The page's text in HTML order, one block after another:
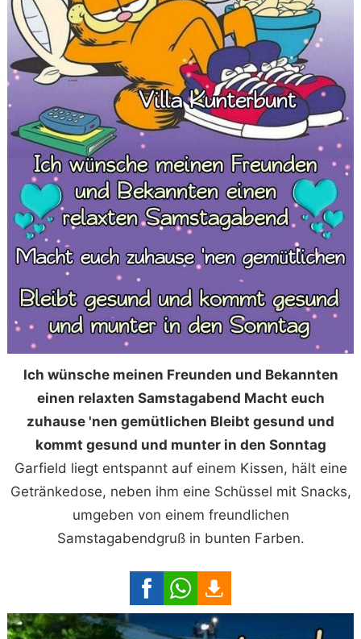
Ich wünsche meinen Freunden und Bekannten
einen relaxten Samstagabend Macht euch
zuhause 'nen gemütlichen Bleibt gesund und
kommt gesund und munter in den Sonntag
Garfield liegt entspannt auf einem Kissen, hält eine
Getränkedose, neben ihm eine Schüssel mit Snacks,
umgeben von einem freundlichen
Samstagabendgruß in bunten Farben.